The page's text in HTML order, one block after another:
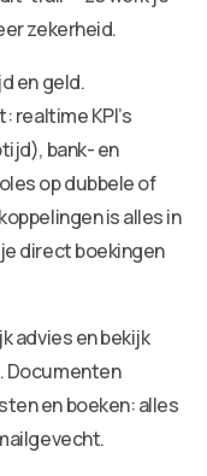
zekerheid.
en geld.
KPI’s
bank- en
op dubbele of
is alles in
direct boekingen
advies en bekijk
Documenten
en boeken: alles